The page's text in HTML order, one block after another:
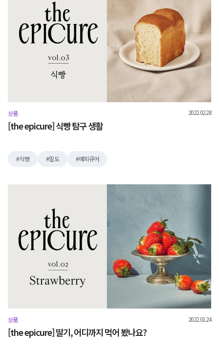
상품 2022.02.28
[the epicure] 식빵 탐구 생활
식빵 밀도 에피큐어
상품 2022.01.24
[the epicure] 딸기, 어디까지 먹어 봤나요?